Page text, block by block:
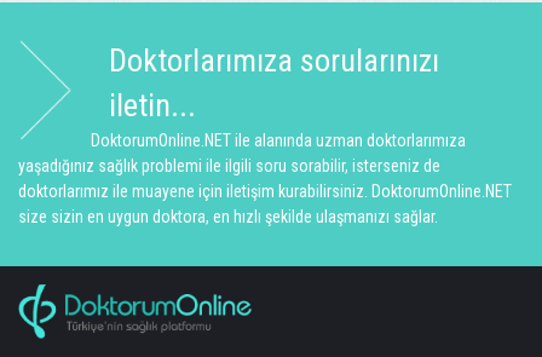
Doktorlarımıza sorularınızı
iletin...
DoktorumOnline.NET ile alanında uzman doktorlarımıza
yaşadığınız sağlık problemi ile ilgili soru sorabilir, isterseniz de
doktorlarımız ile muayene için iletişim kurabilirsiniz. DoktorumOnline.NET
size sizin en uygun doktora, en hızlı şekilde ulaşmanızı sağlar.